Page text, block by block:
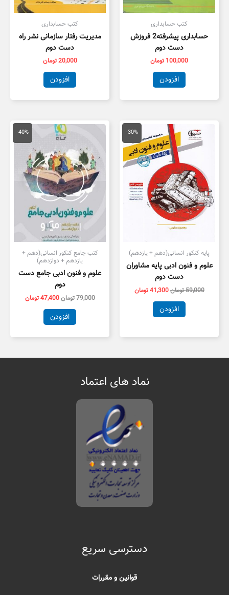
کتب حسابداری
حسابداری پیشرفته2 فروزش
دست دوم
100,000 تومان
افزودن
کتب حسابداری
مدیریت رفتار سازمانی نشر راه
دست دوم
20,000تومان
افزودن
-30%
پایه کنکور انسانی(دهم + یازدهم)
علوم و فنون ادبی پایه مشاوران
دست دوم
59,000تومان
قیمت
اصلی
59,000 تومان
بود.
41,300تومان
قیمت
فعلی
است.
افزودن
-40%
کتب جامع کنکور انسانی(دهم +
یازدهم + دوازدهم)
علوم و فنون ادبی جامع دست
دوم
79,000تومان
قیمت
اصلی
79,000 تومان
بود.
47,400تومان
قیمت
فعلی
افزودن
نماد های اعتماد
دسترسی سریع
قوانین و مقررات